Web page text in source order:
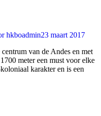
hkboadmin23 maart 2017
van de Andes en met
meter een must voor elke
karakter en is een